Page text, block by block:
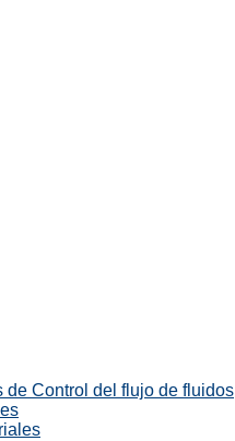
de Control del flujo de fluidos